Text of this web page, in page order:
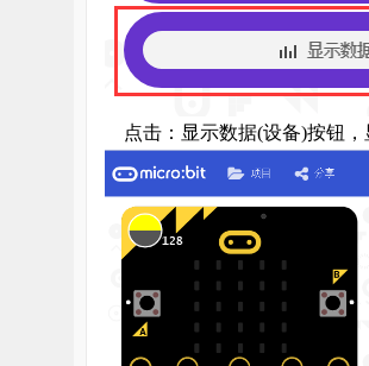
点击：显示数据(设备)按钮，